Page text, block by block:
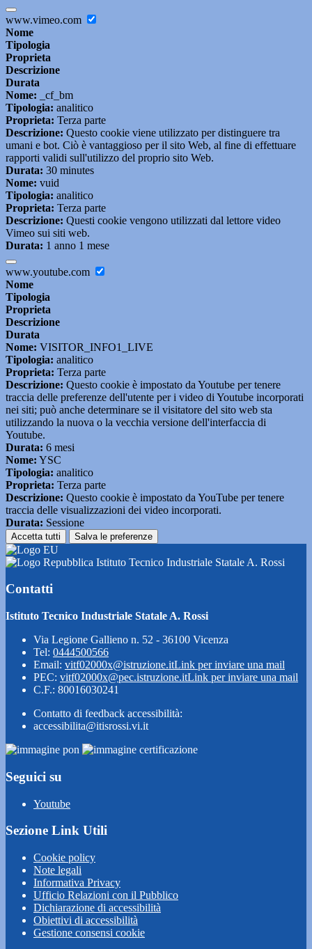
www.vimeo.com
Nome
Tipologia
Proprieta
Descrizione
Durata
Nome: _cf_bm
Tipologia: analitico
Proprieta: Terza parte
Descrizione: Questo cookie viene utilizzato per distinguere tra
umani e bot. Ciò è vantaggioso per il sito Web, al fine di effettuare
rapporti validi sull'utilizzo del proprio sito Web.
Durata: 30 minutes
Nome: vuid
Tipologia: analitico
Proprieta: Terza parte
Descrizione: Questi cookie vengono utilizzati dal lettore video
Vimeo sui siti web.
Durata: 1 anno 1 mese
www.youtube.com
Nome
Tipologia
Proprieta
Descrizione
Durata
Nome: VISITOR_INFO1_LIVE
Tipologia: analitico
Proprieta: Terza parte
Descrizione: Questo cookie è impostato da Youtube per tenere
traccia delle preferenze dell'utente per i video di Youtube incorporati
nei siti; può anche determinare se il visitatore del sito web sta
utilizzando la nuova o la vecchia versione dell'interfaccia di
Youtube.
Durata: 6 mesi
Nome: YSC
Tipologia: analitico
Proprieta: Terza parte
Descrizione: Questo cookie è impostato da YouTube per tenere
traccia delle visualizzazioni dei video incorporati.
Durata: Sessione
Accetta tutti Salva le preferenze
Istituto Tecnico Industriale Statale A. Rossi
Contatti
Istituto Tecnico Industriale Statale A. Rossi
Via Legione Gallieno n. 52 - 36100 Vicenza
Tel: 0444500566
Email: vitf02000x@istruzione.itLink per inviare una mail
PEC: vitf02000x@pec.istruzione.itLink per inviare una mail
C.F.: 80016030241
Contatto di feedback accessibilità:
accessibilita@itisrossi.vi.it
Seguici su
Youtube
Sezione Link Utili
Cookie policy
Note legali
Informativa Privacy
Ufficio Relazioni con il Pubblico
Dichiarazione di accessibilità
Obiettivi di accessibilità
Gestione consensi cookie